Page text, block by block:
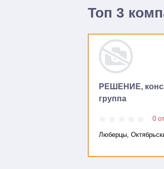
Топ 3
РЕШЕНИЕ,
группа
0
Люберцы,